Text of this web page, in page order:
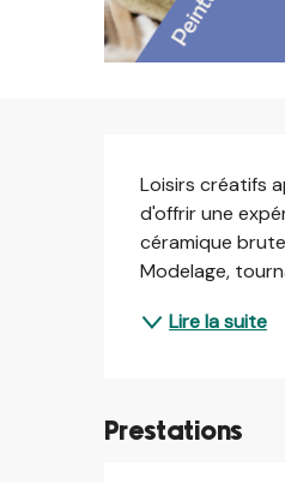
Loisirs créatifs
d'offrir une
céramique
Modelage,
Lire la suite
Prestations